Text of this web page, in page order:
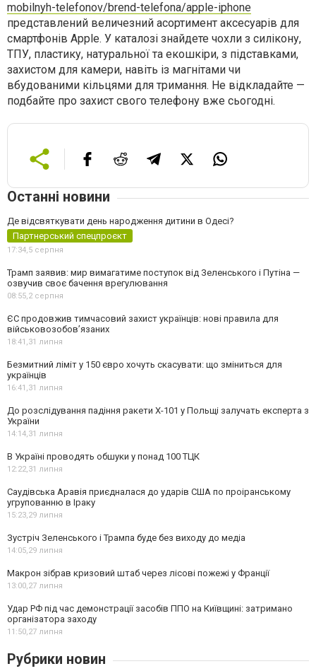
mobilnyh-telefonov/brend-telefona/apple-iphone
представлений величезний асортимент аксесуарів для
смартфонів Apple. У каталозі знайдете чохли з силікону,
ТПУ, пластику, натуральної та екошкіри, з підставками,
захистом для камери, навіть із магнітами чи
вбудованими кільцями для тримання. Не відкладайте —
подбайте про захист свого телефону вже сьогодні.
Останні новини
Де відсвяткувати день народження дитини в Одесі?
Партнерський спецпроєкт
17:34,5 серпня
Трамп заявив: мир вимагатиме поступок від Зеленського і Путіна —
озвучив своє бачення врегулювання
08:55,2 серпня
ЄС продовжив тимчасовий захист українців: нові правила для
військовозобов’язаних
18:41,31 липня
Безмитний ліміт у 150 євро хочуть скасувати: що зміниться для
українців
16:41,31 липня
До розслідування падіння ракети Х-101 у Польщі залучать експерта з
України
14:14,31 липня
В Україні проводять обшуки у понад 100 ТЦК
12:22,31 липня
Саудівська Аравія приєдналася до ударів США по проіранському
угрупованню в Іраку
15:23,29 липня
Зустріч Зеленського і Трампа буде без виходу до медіа
14:05,29 липня
Макрон зібрав кризовий штаб через лісові пожежі у Франції
13:00,27 липня
Удар РФ під час демонстрації засобів ППО на Київщині: затримано
організатора заходу
11:50,27 липня
Рубрики новин